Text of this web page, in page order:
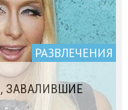
РАЗВЛЕЧЕНИЯ
ЗАВАЛИВШИЕ